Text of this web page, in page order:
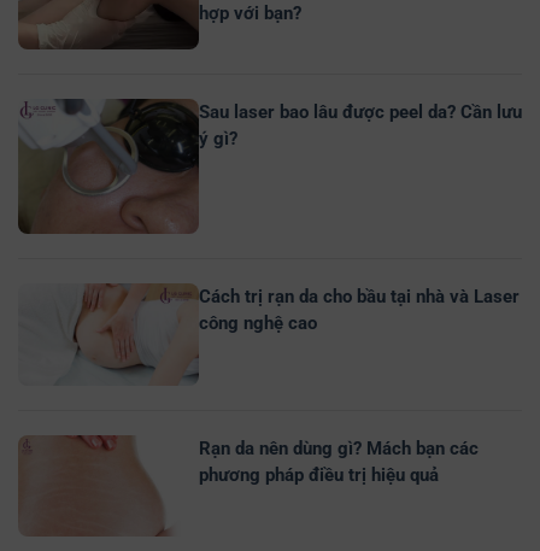
hợp với bạn?
Sau laser bao lâu được peel da? Cần lưu
ý gì?
Cách trị rạn da cho bầu tại nhà và Laser
công nghệ cao
Rạn da nên dùng gì? Mách bạn các
phương pháp điều trị hiệu quả